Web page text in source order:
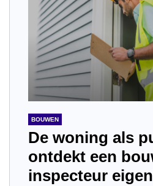
BOUWEN
De woning als
ontdekt een
inspecteur